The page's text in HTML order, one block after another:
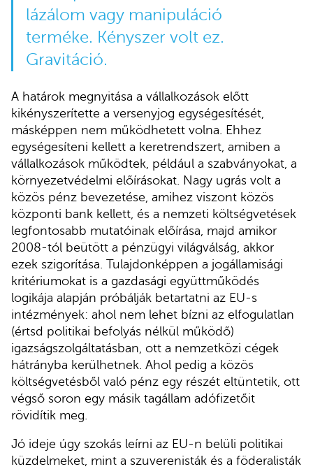
lázálom vagy manipuláció
terméke. Kényszer volt ez.
Gravitáció.
A határok megnyitása a vállalkozások előtt
kikényszerítette a versenyjog egységesítését,
másképpen nem működhetett volna. Ehhez
egységesíteni kellett a keretrendszert, amiben a
vállalkozások működtek, például a szabványokat, a
környezetvédelmi előírásokat. Nagy ugrás volt a
közös pénz bevezetése, amihez viszont közös
központi bank kellett, és a nemzeti költségvetések
legfontosabb mutatóinak előírása, majd amikor
2008-tól beütött a pénzügyi világválság, akkor
ezek szigorítása. Tulajdonképpen a jogállamisági
kritériumokat is a gazdasági együttműködés
logikája alapján próbálják betartatni az EU-s
intézmények: ahol nem lehet bízni az elfogulatlan
(értsd politikai befolyás nélkül működő)
igazságszolgáltatásban, ott a nemzetközi cégek
hátrányba kerülhetnek. Ahol pedig a közös
költségvetésből való pénz egy részét eltüntetik, ott
végső soron egy másik tagállam adófizetőit
rövidítik meg.
Jó ideje úgy szokás leírni az EU-n belüli politikai
küzdelmeket, mint a szuverenisták és a föderalisták